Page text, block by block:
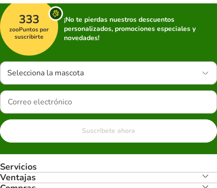
333
zooPuntos por
suscribirte
¡No te pierdas nuestros descuentos
personalizados, promociones especiales y
novedades!
Selecciona la mascota
Suscríbete ahora
Servicios
Ventajas